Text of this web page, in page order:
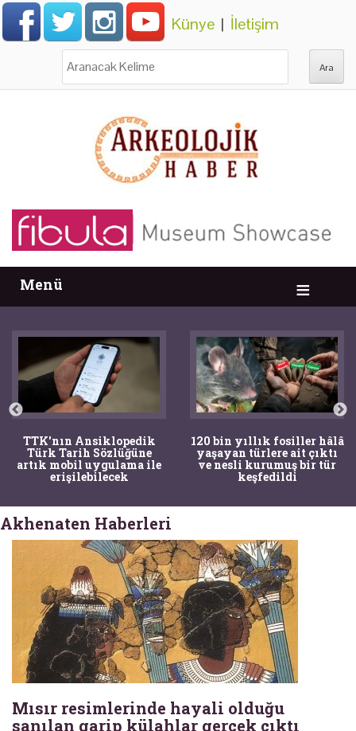
Künye | İletişim
Menü
TTK'nın Ansiklopedik
Türk Tarih Sözlüğüne
artık mobil uygulama ile
erişilebilecek
120 bin yıllık fosiller hâlâ
yaşayan türlere ait çıktı
ve nesli kurumuş bir tür
keşfedildi
Akhenaten Haberleri
Mısır resimlerinde hayali olduğu
sanılan garip külahlar gerçek çıktı